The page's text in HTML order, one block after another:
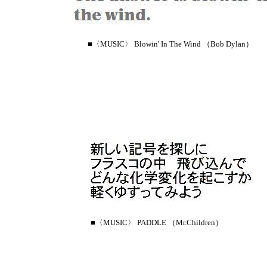
■〈MUSIC〉 Blowin' In The Wind （Bob Dylan）
■〈MUSIC〉 PADDLE （Mr.Children）